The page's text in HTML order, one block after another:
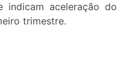
indicam aceleração do
trimestre.